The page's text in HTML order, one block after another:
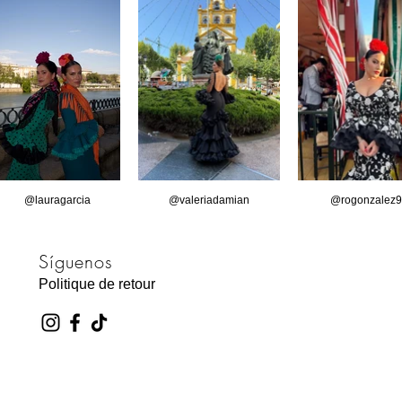
@lauragarcia @valeriadamian
Síguenos
Politique de retour